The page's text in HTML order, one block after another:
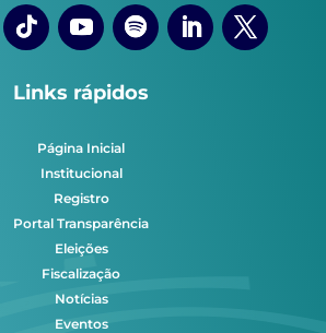
Links rápidos
Página Inicial
Institucional
Registro
Portal Transparência
Eleições
Fiscalização
Notícias
Eventos